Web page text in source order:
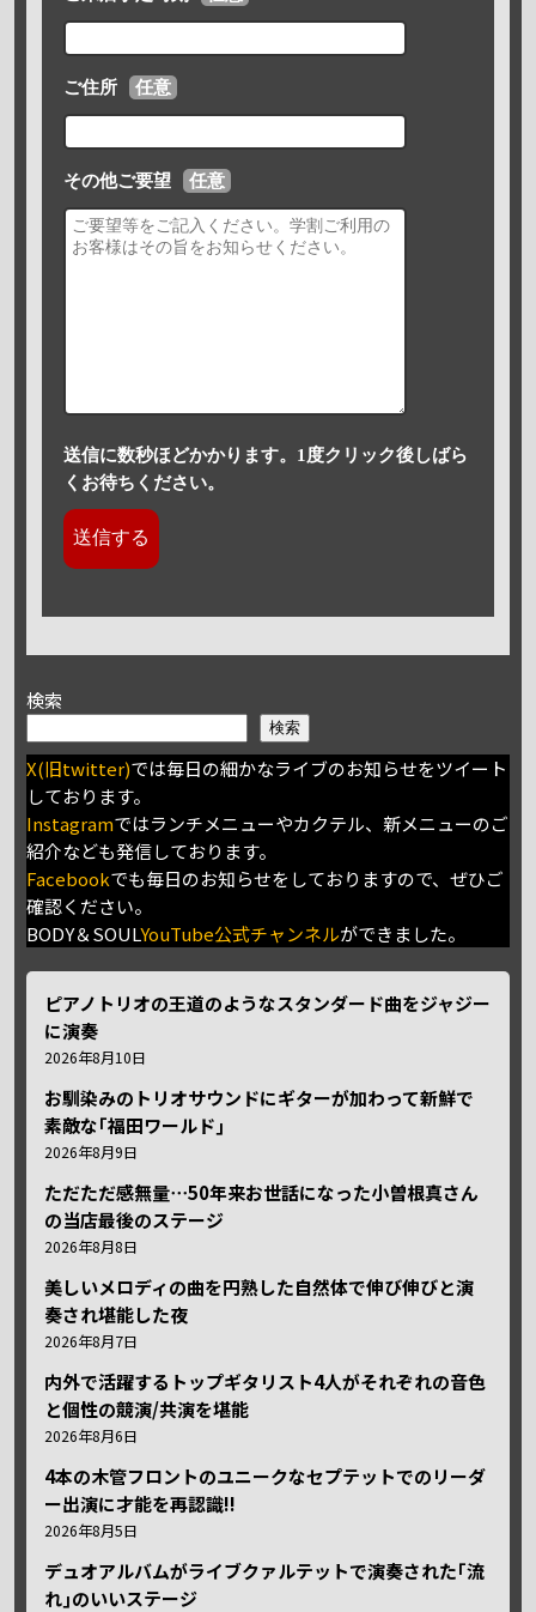
ご住所 任意
その他ご要望 任意
送信に数秒ほどかかります。1度クリック後しばら
くお待ちください。
検索
検索
X(旧twitter)では毎日の細かなライブのお知らせをツイート
しております。
Instagramではランチメニューやカクテル、新メニューのご
紹介なども発信しております。
Facebookでも毎日のお知らせをしておりますので、ぜひご
確認ください。
BODY＆SOULYouTube公式チャンネルができました。
ピアノトリオの王道のようなスタンダード曲をジャジー
に演奏
2026年8月10日
お馴染みのトリオサウンドにギターが加わって新鮮で
素敵な｢福田ワールド｣
2026年8月9日
ただただ感無量⋯50年来お世話になった小曽根真さん
の当店最後のステージ
2026年8月8日
美しいメロディの曲を円熟した自然体で伸び伸びと演
奏され堪能した夜
2026年8月7日
内外で活躍するトップギタリスト4人がそれぞれの音色
と個性の競演/共演を堪能
2026年8月6日
4本の木管フロントのユニークなセプテットでのリーダ
ー出演に才能を再認識!!
2026年8月5日
デュオアルバムがライブクァルテットで演奏された｢流
れ｣のいいステージ